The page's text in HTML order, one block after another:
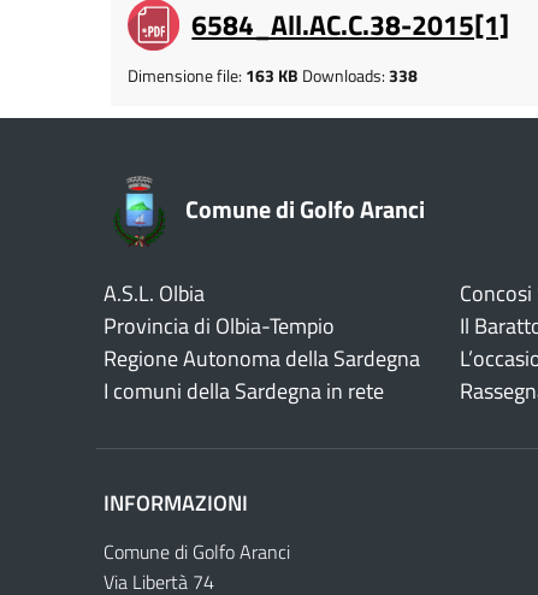
6584_All.AC.C.38-2015[1]
Dimensione file: 163 KB Downloads:338
Comune di Golfo Aranci
A.S.L. Olbia
Provincia di Olbia-Tempio
Regione Autonoma della Sardegna
I comuni della Sardegna in rete
Il
INFORMAZIONI
Comune di Golfo Aranci
Via Libertà 74